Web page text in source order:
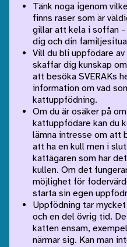
Tänk noga igenom
finns raser som är
gillar att kela i soffan
dig och din
Vill du bli uppfödare
skaffar dig kunskap
att besöka SVERAKs
information om vad
kattuppfödning.
Om du är osäker på
kattuppfödare kan du
lämna intresse om att
att ha en kull men i
kattägaren som har
kullen. Om det
möjlighet för
starta sin egen
Uppfödning tar
och en del övrig tid.
katten ensam,
närmar sig. Kan man